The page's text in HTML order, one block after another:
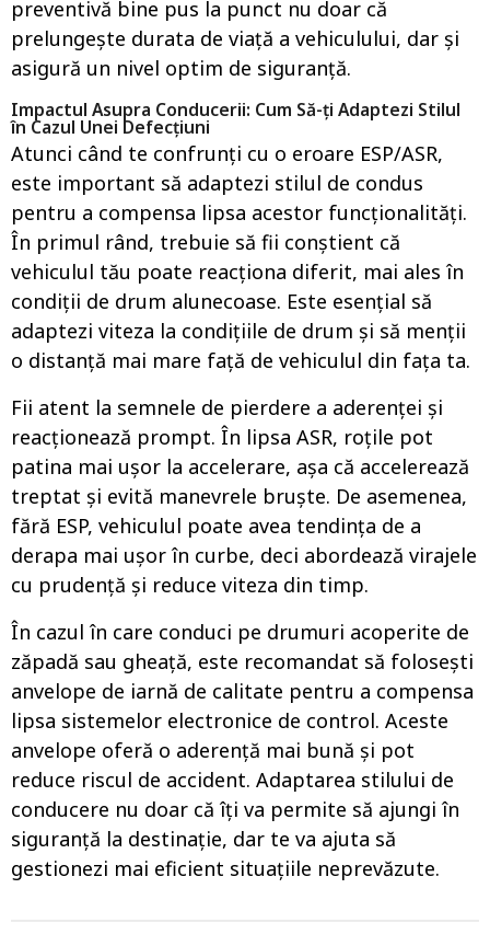
preventivă bine pus la punct nu doar că
prelungește durata de viață a vehiculului, dar și
asigură un nivel optim de siguranță.
Impactul Asupra Conducerii: Cum Să-ți Adaptezi Stilul
în Cazul Unei Defecțiuni
Atunci când te confrunți cu o eroare ESP/ASR,
este important să adaptezi stilul de condus
pentru a compensa lipsa acestor funcționalități.
În primul rând, trebuie să fii conștient că
vehiculul tău poate reacționa diferit, mai ales în
condiții de drum alunecoase. Este esențial să
adaptezi viteza la condițiile de drum și să menții
o distanță mai mare față de vehiculul din fața ta.
Fii atent la semnele de pierdere a aderenței și
reacționează prompt. În lipsa ASR, roțile pot
patina mai ușor la accelerare, așa că accelerează
treptat și evită manevrele bruște. De asemenea,
fără ESP, vehiculul poate avea tendința de a
derapa mai ușor în curbe, deci abordează virajele
cu prudență și reduce viteza din timp.
În cazul în care conduci pe drumuri acoperite de
zăpadă sau gheață, este recomandat să folosești
anvelope de iarnă de calitate pentru a compensa
lipsa sistemelor electronice de control. Aceste
anvelope oferă o aderență mai bună și pot
reduce riscul de accident. Adaptarea stilului de
conducere nu doar că îți va permite să ajungi în
siguranță la destinație, dar te va ajuta să
gestionezi mai eficient situațiile neprevăzute.